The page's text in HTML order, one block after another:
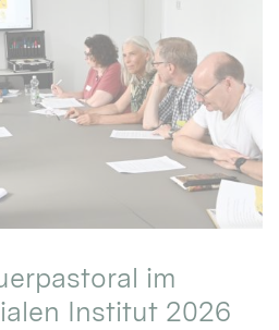
im
Institut 2026